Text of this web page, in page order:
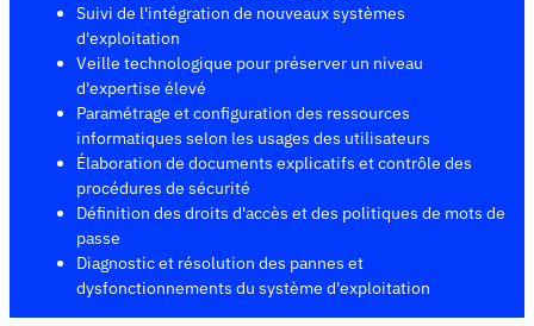
Suivi de l'intégration de nouveaux systèmes
d'exploitation
Veille technologique pour préserver un niveau
d'expertise élevé
Paramétrage et configuration des ressources
informatiques selon les usages des utilisateurs
Élaboration de documents explicatifs et contrôle des
procédures de sécurité
Définition des droits d'accès et des politiques de mots de
passe
Diagnostic et résolution des pannes et
dysfonctionnements du système d'exploitation